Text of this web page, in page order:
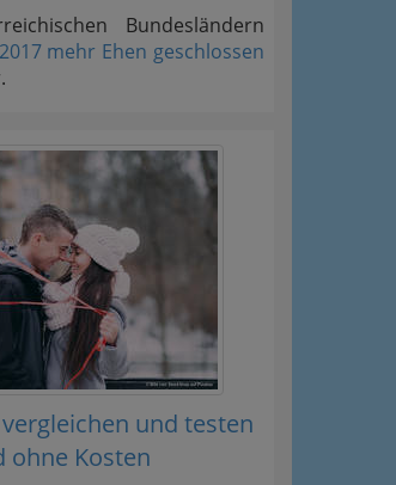
Bundesländern
mehr Ehen geschlossen
und testen
ohne Kosten